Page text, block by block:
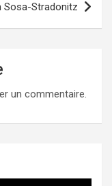
Sosa-Stradonitz
un commentaire.